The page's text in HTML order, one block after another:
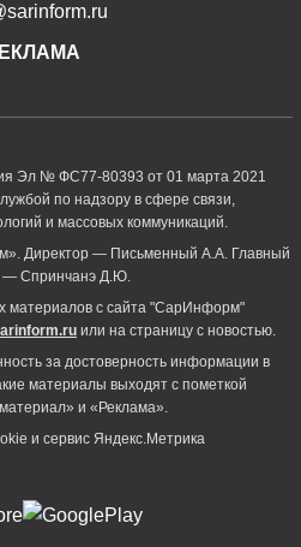
Эл № ФС77-80393 от 01 марта 2021
по надзору в сфере связи,
и массовых коммуникаций.
Директор — Письменный А.А. Главный
— Спринчанэ Д.Ю.
материалов с сайта "СарИнформ"
или на страницу с новостью.
за достоверность информации в
материалы выходят с пометкой
и «Реклама».
и сервиc Яндекс.Метрика